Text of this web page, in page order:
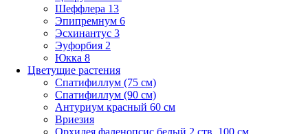
Шеффлера 13
Эпипремнум 6
Эсхинантус 3
Эуфорбия 2
Юкка 8
Цветущие растения
Спатифиллум (75 см)
Спатифиллум (90 cм)
Антуриум красный 60 см
Вриезия
Орхидея фаленопсис белый 2 ств. 100 см